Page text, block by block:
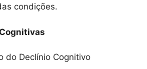
condições.
do Declínio Cognitivo